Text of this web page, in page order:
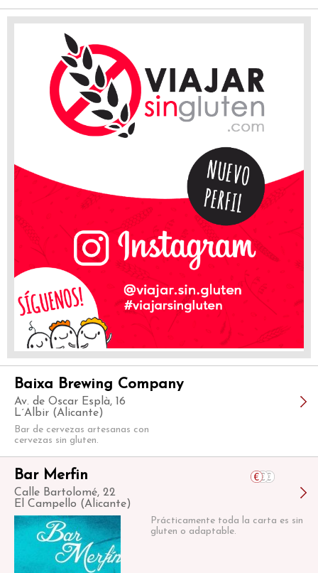
Baixa Brewing Company
Av. de Oscar Esplà, 16
L´Albir (Alicante)
Bar de cervezas artesanas con
cervezas sin gluten.
Bar Merfin
Calle Bartolomé, 22
El Campello (Alicante)
Prácticamente toda la carta es sin
gluten o adaptable.